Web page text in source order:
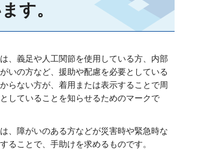
す。
は、義足や人工関節を使用している方、内部
いの方など、援助や配慮を必要としている
らない方が、着用または表示することで周
していることを知らせるためのマークで
、障がいのある方などが災害時や緊急時な
ることで、手助けを求めるものです。